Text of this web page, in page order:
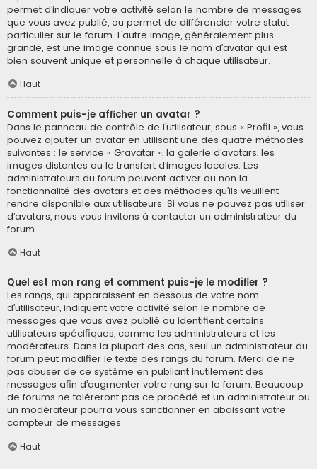
permet d’indiquer votre activité selon le nombre de messages
que vous avez publié, ou permet de différencier votre statut
particulier sur le forum. L’autre image, généralement plus
grande, est une image connue sous le nom d’avatar qui est
bien souvent unique et personnelle à chaque utilisateur.
Haut
Comment puis-je afficher un avatar ?
Dans le panneau de contrôle de l’utilisateur, sous « Profil », vous
pouvez ajouter un avatar en utilisant une des quatre méthodes
suivantes : le service « Gravatar », la galerie d’avatars, les
images distantes ou le transfert d’images locales. Les
administrateurs du forum peuvent activer ou non la
fonctionnalité des avatars et des méthodes qu’ils veuillent
rendre disponible aux utilisateurs. Si vous ne pouvez pas utiliser
d’avatars, nous vous invitons à contacter un administrateur du
forum.
Haut
Quel est mon rang et comment puis-je le modifier ?
Les rangs, qui apparaissent en dessous de votre nom
d’utilisateur, indiquent votre activité selon le nombre de
messages que vous avez publié ou identifient certains
utilisateurs spécifiques, comme les administrateurs et les
modérateurs. Dans la plupart des cas, seul un administrateur du
forum peut modifier le texte des rangs du forum. Merci de ne
pas abuser de ce système en publiant inutilement des
messages afin d’augmenter votre rang sur le forum. Beaucoup
de forums ne toléreront pas ce procédé et un administrateur ou
un modérateur pourra vous sanctionner en abaissant votre
compteur de messages.
Haut